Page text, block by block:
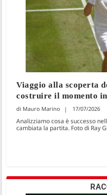
Viaggio alla scoperta
costruire il momento
Mauro Marino 17/07/2026
Analizziamo cosa è successo
cambiata la partita. Foto di Ray